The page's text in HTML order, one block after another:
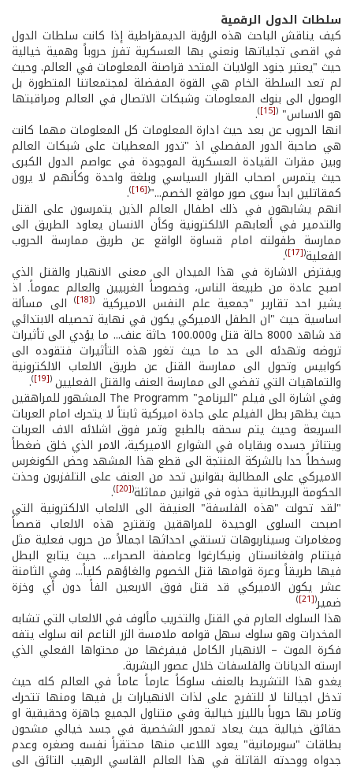
سلطات الدول الرقمية
كيف يناقش الباحث هذه الرؤية الديمقراطية إذا كانت سلطات الدول
في اقصى تجلياتها ونعني بها العسكرية تفرز حروباً وهمية خيالية
حيث "يعتبر جنود الولايات المتحد قراصنة المعلومات في العالم. وحيث
لم تعد السلطة الخام هي القوة المفضلة لمجتمعاتنا المتطورة بل
الوصول الى بنوك المعلومات وشبكات الاتصال في العالم ومراقبتها
هو الاساس" (
[15]
)
.
انها الحروب عن بعد حيث ادارة المعلومات كل المعلومات مهما كانت
هي صاحبة الدور المفصلي اذ "تدور المعطيات على شبكات العالم
وبين مقرات القيادة العسكرية الموجودة في عواصم الدول الكبرى
حيث يتمرس اصحاب القرار السياسي وبلغة واحدة وكأنهم لا يرون
كمقاتلين ابداً سوى صور مواقع الخصم..."(
[16]
)
.
انهم يشابهون في ذلك اطفال العالم الذين يتمرسون على القتل
والتدمير في ألعابهم الالكترونية وكأن الانسان يعاود الطريق الى
ممارسة طفولته امام قساوة الواقع عن طريق ممارسة الحروب
الفعلية(
[17]
)
.
ويفترض الاشارة في هذا الميدان الى معنى الانهيار والقتل الذي
اصبح عادة من طبيعة الناس، وخصوصاً الغربيين والعالم عموماً. اذ
يشير احد تقارير "جمعية علم النفس الاميركية (
[18]
)الى مسألة
اساسية حيث "ان الطفل الاميركي يكون في نهاية تحصيله الابتدائي
قد شاهد 8000 حالة قتل و100.000 حاثة عنف... ما يؤدي الى تأثيرات
تروضه وتهدئه الى حد ما حيث تغور هذه التأثيرات فتقوده الى
كوابيس وتحول الى ممارسة القتل عن طريق الالعاب الالكترونية
والتماهيات التي تفضي الى ممارسة العنف والقتل الفعليين (
[19]
)
.
وفي اشارة الى فيلم "البرنامج" The Programm المشهور للمراهقين
حيث يظهر بطل الفيلم على جادة اميركية ثابتاً لا يتحرك امام العربات
السريعة وحيث يتم سحقه بالطبع وتمر فوق اشلائه الاف العربات
ويتناثر جسده وبقاياه في الشوارع الاميركية، الامر الذي خلق ضغطاً
وسخطاً حدا بالشركة المنتجة الى قطع هذا المشهد وحض الكونغرس
الاميركي على المطالبة بقوانين تحد من العنف على التلفزيون وحذت
الحكومة البريطانية حذوه في قوانين مماثلة(
[20]
)
.
"لقد تحولت "هذه الفلسفة" العنيفة الى الالعاب الالكترونية التي
اصبحت السلوى الوحيدة للمراهقين وتقترح هذه الالعاب قصصاً
ومغامرات وسيناربوهات تستقي احداثها اجمالاً من حروب فعلية مثل
فيتنام وافغانستان ونيكارغوا وعاصفة الصحراء... حيث يتابع البطل
فيها طريقاً وعرة قوامها قتل الخصوم والغاؤهم كلياً... وفي الثامنة
عشر يكون الاميركي قد قتل فوق الاربعين الفاً دون أي وخزة
ضمير(
[21]
)
هذا السلوك العارم في القتل والتخريب مألوف في الالعاب التي تشابه
المخدرات وهو سلوك سهل قوامه ملامسة الزر الناعم انه سلوك يتفه
فكرة الموت – الانهيار الكامل فيفرغها من محتواها الفعلي الذي
ارسته الديانات والفلسفات خلال عصور البشرية.
يغدو هذا التشريط بالعنف سلوكاً عارماً عاماً في العالم كله حيث
تدخل اجيالنا لا للتفرج على لذات الانهيارات بل فيها ومنها تتحرك
وتامر بها حروباً بالليزر خيالية وفي متناول الجميع جاهزة وحقيقية او
حقائق خيالية حيث يعاد تمحور الشخصية في جسد خيالي مشحون
بطاقات "سوبرمانية" يعود اللاعب منها محتقراً نفسه وصغره وعدم
جدواه ووحدته القاتلة في هذا العالم القاسي الرهيب التائق الى